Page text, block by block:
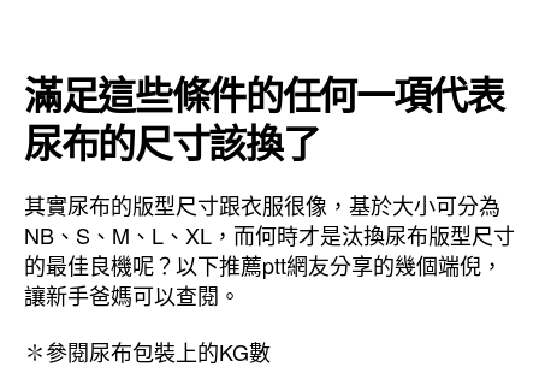
滿足這些條件的任何一項代表
尿布的尺寸該換了
其實尿布的版型尺寸跟衣服很像，基於大小可分為
NB、S、M、L、XL，而何時才是汰換尿布版型尺寸
的最佳良機呢？以下推薦ptt網友分享的幾個端倪，
讓新手爸媽可以查閱。
✽參閱尿布包裝上的KG數